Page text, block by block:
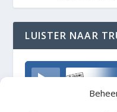
LUISTER NAAR